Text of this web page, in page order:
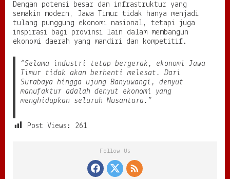
Dengan potensi besar dan infrastruktur yang
semakin modern, Jawa Timur tidak hanya menjadi
tulang punggung ekonomi nasional, tetapi juga
inspirasi bagi provinsi lain dalam membangun
ekonomi daerah yang mandiri dan kompetitif.
“Selama industri tetap bergerak, ekonomi Jawa
Timur tidak akan berhenti melesat. Dari
Surabaya hingga ujung Banyuwangi, denyut
manufaktur adalah denyut ekonomi yang
menghidupkan seluruh Nusantara.”
Post Views: 261
Follow Us